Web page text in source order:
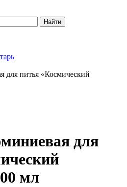
для питья «Космический
для
мл